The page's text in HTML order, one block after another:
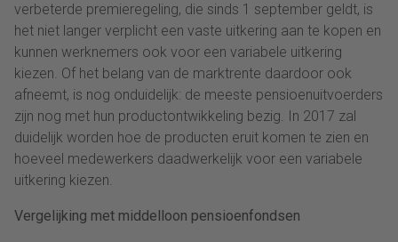
verbeterde premieregeling, die sinds 1 september geldt, is
het niet langer verplicht een vaste uitkering aan te kopen en
kunnen werknemers ook voor een variabele uitkering
kiezen. Of het belang van de marktrente daardoor ook
afneemt, is nog onduidelijk: de meeste pensioenuitvoerders
zijn nog met hun productontwikkeling bezig. In 2017 zal
duidelijk worden hoe de producten eruit komen te zien en
hoeveel medewerkers daadwerkelijk voor een variabele
uitkering kiezen.
Vergelijking met middelloon pensioenfondsen